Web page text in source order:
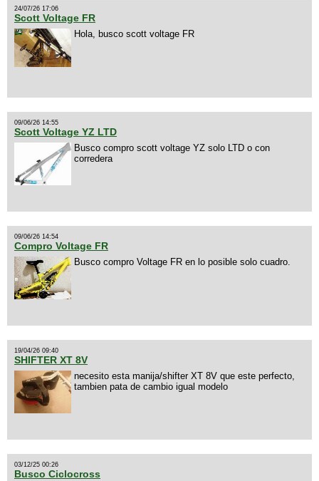
24/07/26 17:06
Scott Voltage FR
Hola, busco scott voltage FR
09/06/26 14:55
Scott Voltage YZ LTD
Busco compro scott voltage YZ solo LTD o con
corredera
09/06/26 14:54
Compro Voltage FR
Busco compro Voltage FR en lo posible solo cuadro.
19/04/26 09:40
SHIFTER XT 8V
necesito esta manija/shifter XT 8V que este perfecto,
tambien pata de cambio igual modelo
03/12/25 00:26
Busco Ciclocross